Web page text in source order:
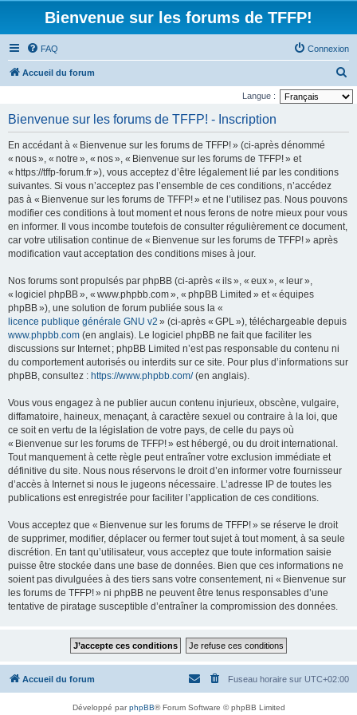
Bienvenue sur les forums de TFFP!
FAQ Connexion
Accueil du forum
e
Langue :
Bienvenue sur les forums de TFFP! - Inscription
En accédant à « Bienvenue sur les forums de TFFP! » (ci-après dénommé
« nous », « notre », « nos », « Bienvenue sur les forums de TFFP! » et
« https://tffp-forum.fr »), vous acceptez d’être légalement lié par les conditions
suivantes. Si vous n’acceptez pas l’ensemble de ces conditions, n’accédez
pas à « Bienvenue sur les forums de TFFP! » et ne l’utilisez pas. Nous pouvons
modifier ces conditions à tout moment et nous ferons de notre mieux pour vous
en informer. Il vous incombe toutefois de consulter régulièrement ce document,
car votre utilisation continue de « Bienvenue sur les forums de TFFP! » après
modification vaut acceptation des conditions mises à jour.
Nos forums sont propulsés par phpBB (ci-après « ils », « eux », « leur »,
« logiciel phpBB », « www.phpbb.com », « phpBB Limited » et « équipes
phpBB »), une solution de forum publiée sous la «
licence publique générale GNU v2 » (ci-après « GPL »), téléchargeable depuis
www.phpbb.com (en anglais). Le logiciel phpBB ne fait que faciliter les
discussions sur Internet ; phpBB Limited n’est pas responsable du contenu ni
du comportement autorisés ou interdits sur ce site. Pour plus d’informations sur
phpBB, consultez : https://www.phpbb.com/(en anglais).
Vous vous engagez à ne publier aucun contenu injurieux, obscène, vulgaire,
diffamatoire, haineux, menaçant, à caractère sexuel ou contraire à la loi, que
ce soit en vertu de la législation de votre pays, de celle du pays où
« Bienvenue sur les forums de TFFP! » est hébergé, ou du droit international.
Tout manquement à cette règle peut entraîner votre exclusion immédiate et
définitive du site. Nous nous réservons le droit d’en informer votre fournisseur
d’accès à Internet si nous le jugeons nécessaire. L’adresse IP de toutes les
publications est enregistrée pour faciliter l’application de ces conditions.
Vous acceptez que « Bienvenue sur les forums de TFFP! » se réserve le droit
de supprimer, modifier, déplacer ou fermer tout sujet à tout moment, à sa seule
discrétion. En tant qu’utilisateur, vous acceptez que toute information saisie
puisse être stockée dans une base de données. Bien que ces informations ne
soient pas divulguées à des tiers sans votre consentement, ni « Bienvenue sur
les forums de TFFP! » ni phpBB ne peuvent être tenus responsables d’une
tentative de piratage susceptible d’entraîner la compromission des données.
Accueil du forum Fuseau horaire sur UTC+02:00
Développé parphpBB® Forum Software © phpBB Limited